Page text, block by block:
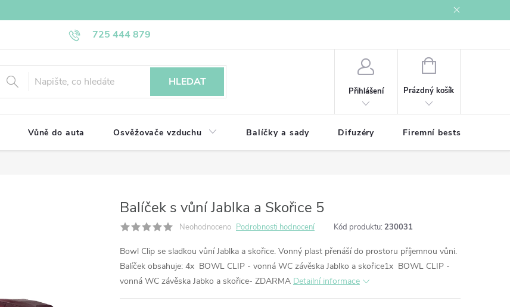
725 444 879
Kontakty Reklamace a vrácení
HLEDAT
Přihlášení
NÁKUPNÍ
Prázdný košík
Vůně do auta Osvěžovače vzduchu Balíčky a sady Difuzéry Firemní bestsellery
Balíček s vůní Jablka a Skořice 5
Neohodnoceno Podrobnosti hodnocení Kód produktu: 230031
Bowl Clip se sladkou vůní Jablka a skořice. Vonný plast přenáší do prostoru příjemnou vůni.
Balíček obsahuje: 4x BOWL CLIP - vonná WC závěska Jablko a skořice1x BOWL CLIP -
vonná WC závěska Jabko a skořice- ZDARMA Detailní informace